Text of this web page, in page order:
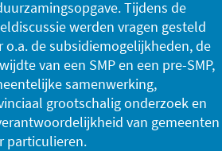
Tijdens de
werden vragen gesteld
o.a. de subsidiemogelijkheden, de
van een SMP en een pre-SMP,
samenwerking,
grootschalig onderzoek en
van gemeenten
particulieren.